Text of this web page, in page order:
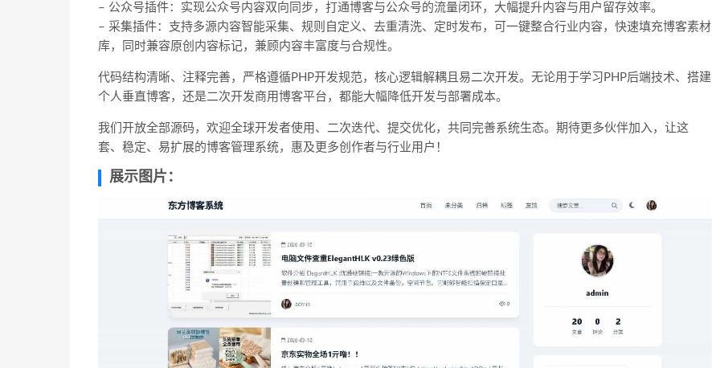
– 公众号插件：实现公众号内容双向同步，打通博客与公众号的流量闭环，大幅提升内容与用户留存效率。
– 采集插件：支持多源内容智能采集、规则自定义、去重清洗、定时发布，可一键整合行业内容，快速填充博客素材
库，同时兼容原创内容标记，兼顾内容丰富度与合规性。
代码结构清晰、注释完善，严格遵循PHP开发规范，核心逻辑解耦且易二次开发。无论用于学习PHP后端技术、搭建
个人垂直博客，还是二次开发商用博客平台，都能大幅降低开发与部署成本。
我们开放全部源码，欢迎全球开发者使用、二次迭代、提交优化，共同完善系统生态。期待更多伙伴加入，让这
套、稳定、易扩展的博客管理系统，惠及更多创作者与行业用户！
展示图片：